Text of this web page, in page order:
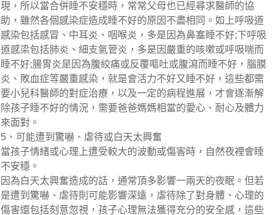
現，所以當合併睡不安穩時，常常父母也已經尋求醫師的協
助，雖然各個感染症造成睡不好的原因不盡相同。如上呼吸道
感染包括感冒、中耳炎、咽喉炎，多是因為鼻塞睡不好;下呼吸
道感梁包括肺炎、細支氣管炎，多是因嚴重的咳嗽或呼吸喘而
睡不好;腸胃炎是因為腹絞痛或反覆嘔吐或腹瀉而睡不好，腦膜
炎、敗血症等嚴重感染，就是會活力不好又睡不好，這些都需
要小兒科醫師的對症治療，以及一定的病程進展，才會逐漸解
除孩子睡不好的情況，需要爸爸媽媽相當的愛心、耐心及體力
來面對。
5、可能遭到驚嚇、虐待或白天太興奮
當孩子情緒或心理上遭受較大的波動或傷害時，自然夜裡會睡
不安穩。
因為白天太興奮造成的話，通常頂多影響一兩天的夜眠。但若
是遭到驚嚇、虐待則可能影響深遠，虐待除了對身體、心理的
傷害還包括刻意忽視，孩子心理無法獲得充分的安全感，這些